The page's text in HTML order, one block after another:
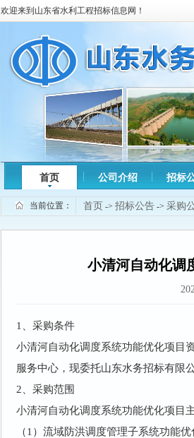
欢迎来到山东省水利工程招标信息网！
首页 公司介绍 招标
当前位置： 首页 -> 招标公告 -> 采购
小清河自动化调
1、采购条件
小清河自动化调度系统功能优化项目
服务中心，现委托山东水务招标有限
2、 采购范围
小清河自动化调度系统功能优化项目
（1）流域防洪调度管理子系统功能